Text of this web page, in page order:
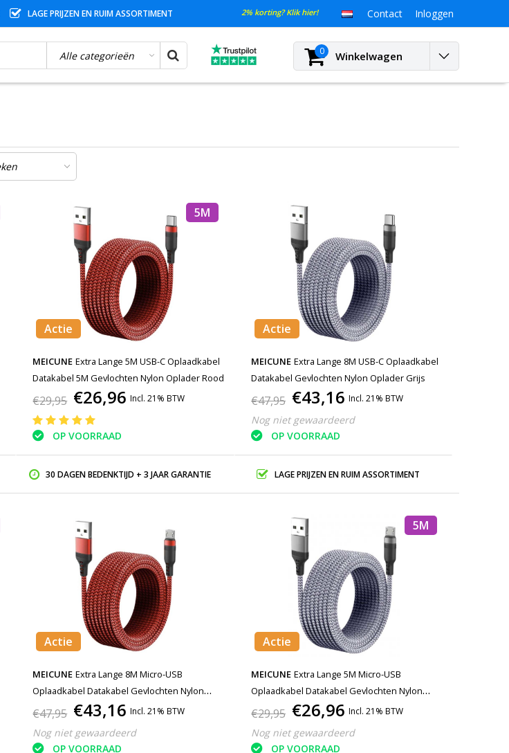
LAGE PRIJZEN EN RUIM ASSORTIMENT 2% korting? Klik hier! Contact Inloggen
0 Winkelwagen
5M
Actie
MEICUNE Extra Lange 5M USB-C Oplaadkabel
Datakabel 5M Gevlochten Nylon Oplader Rood
€29,95 €26,96 Incl. 21% BTW
OP VOORRAAD
Actie
MEICUNE Extra Lange 8M USB-C Oplaadkabel
Datakabel Gevlochten Nylon Oplader Grijs
€47,95 €43,16 Incl. 21% BTW
Nog niet gewaardeerd
OP VOORRAAD
30 DAGEN BEDENKTIJD + 3 JAAR GARANTIE LAGE PRIJZEN EN RUIM ASSORTIMENT
Actie
MEICUNE Extra Lange 8M Micro-USB
Oplaadkabel Datakabel Gevlochten Nylon
Oplader Rood
€47,95 €43,16 Incl. 21% BTW
Nog niet gewaardeerd
OP VOORRAAD
5M
Actie
MEICUNE Extra Lange 5M Micro-USB
Oplaadkabel Datakabel Gevlochten Nylon
Oplader Grijs
€29,95 €26,96 Incl. 21% BTW
Nog niet gewaardeerd
OP VOORRAAD